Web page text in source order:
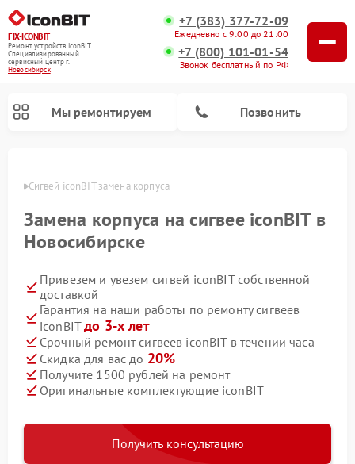
FIX-ICONBIT
Ремонт устройств iconBIT
Специализированный
cервисный центр г.
Новосибирск
+7 (383) 377-72-09
Ежедневно с 9:00 до 21:00
+7 (800) 101-01-54
Звонок бесплатный по РФ
Мы ремонтируем Позвонить
Сигвей iconBIT замена корпуса
Замена корпуса на сигвее iconBIT в
Новосибирске
Привезем и увезем сигвей iconBIT собственной
доставкой
Гарантия на наши работы по ремонту сигвеев
iconBITдо 3-х лет
Срочный ремонт сигвеев iconBIT в течении часа
Скидка для вас до 20%
Получите 1500 рублей на ремонт
Оригинальные комплектующие iconBIT
Получить консультацию